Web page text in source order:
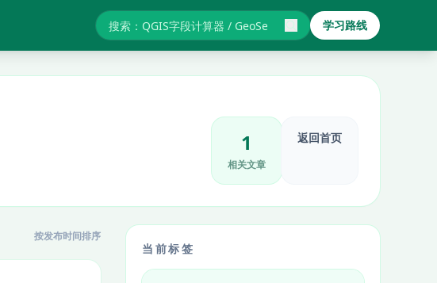
搜索GIS教程与报错 学习路线
1
相关文章
返回首页
按发布时间排序
当前标签